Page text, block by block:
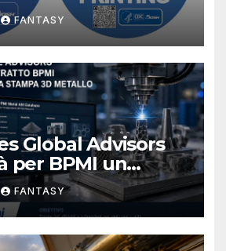
secondo
FANTASY
Global Advisors
per BPMI un
la stampa 3D
alla filiera
FANTASY